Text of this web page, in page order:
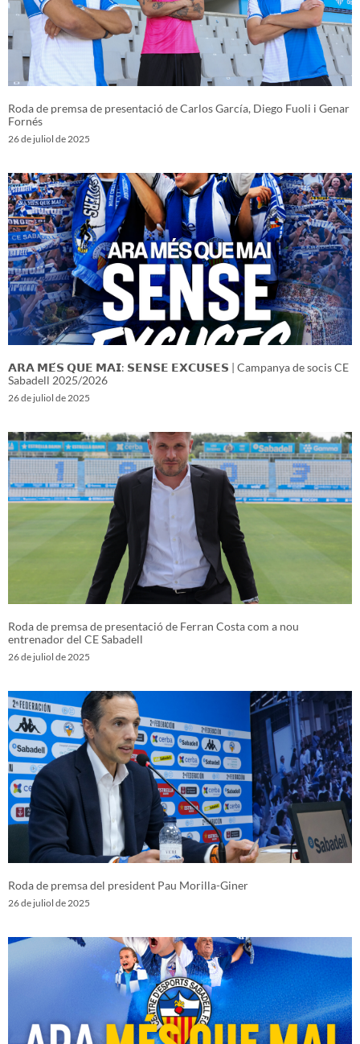
Roda de premsa de presentació de Carlos García, Diego Fuoli i Genar
Fornés
26 de juliol de 2025
𝗔𝗥𝗔 𝗠𝗘́𝗦 𝗤𝗨𝗘 𝗠𝗔𝗜: 𝗦𝗘𝗡𝗦𝗘 𝗘𝗫𝗖𝗨𝗦𝗘𝗦 | Campanya de socis CE
Sabadell 2025/2026
26 de juliol de 2025
Roda de premsa de presentació de Ferran Costa com a nou
entrenador del CE Sabadell
26 de juliol de 2025
Roda de premsa del president Pau Morilla-Giner
26 de juliol de 2025